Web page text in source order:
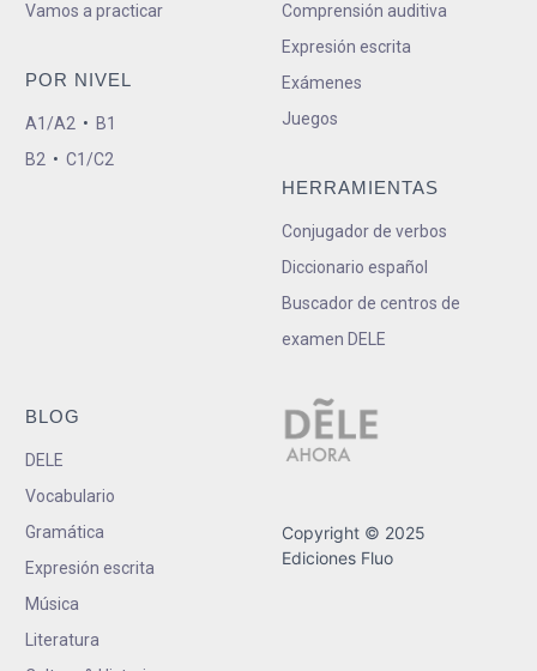
Vamos a practicar
POR NIVEL
A1/A2 • B1
B2 • C1/C2
Comprensión auditiva
Expresión escrita
Exámenes
Juegos
HERRAMIENTAS
Conjugador de verbos
Diccionario español
Buscador de centros de
examen DELE
BLOG
DELE
Vocabulario
Gramática
Expresión escrita
Música
Literatura
Copyright © 2025
Ediciones Fluo